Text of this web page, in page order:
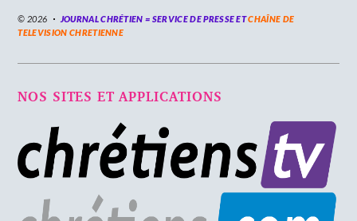
© 2026 JOURNAL CHRÉTIEN = SERVICE DE PRESSE ETCHAÎNE DE
TELEVISION CHRETIENNE
NOS SITES ET APPLICATIONS